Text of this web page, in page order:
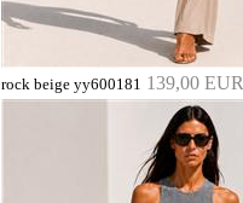
rock beige yy600181 139,00 EUR